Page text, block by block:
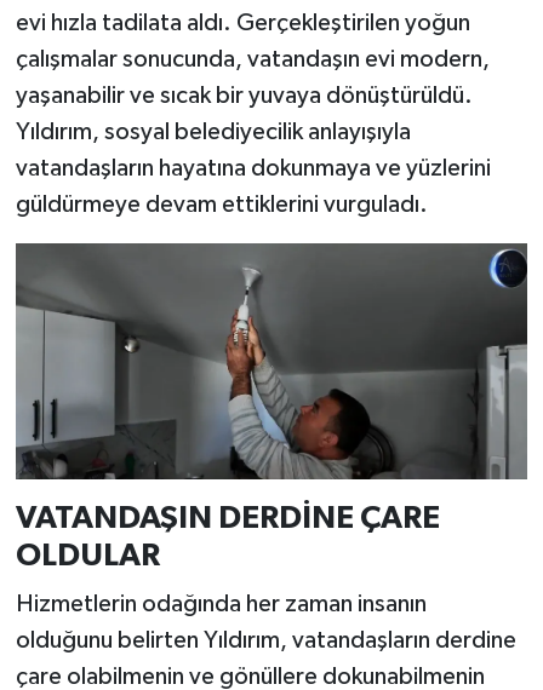
evi hızla tadilata aldı. Gerçekleştirilen yoğun
çalışmalar sonucunda, vatandaşın evi modern,
yaşanabilir ve sıcak bir yuvaya dönüştürüldü.
Yıldırım, sosyal belediyecilik anlayışıyla
vatandaşların hayatına dokunmaya ve yüzlerini
güldürmeye devam ettiklerini vurguladı.
VATANDAŞIN DERDİNE ÇARE
OLDULAR
Hizmetlerin odağında her zaman insanın
olduğunu belirten Yıldırım, vatandaşların derdine
çare olabilmenin ve gönüllere dokunabilmenin